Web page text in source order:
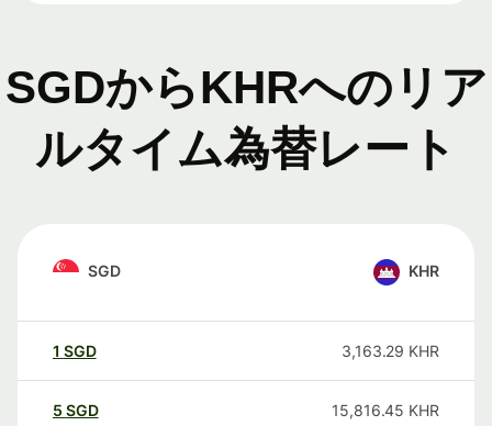
SGDからKHRへのリア
ルタイム為替レート
SGD KHR
1 SGD 3,163.29 KHR
5 SGD 15,816.45 KHR